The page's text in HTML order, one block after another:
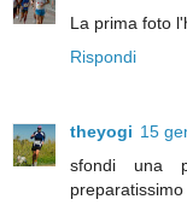
La prima foto
Rispondi
theyogi 15
sfondi una